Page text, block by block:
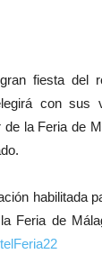
fiesta del
con sus
la Feria de
habilitada
Feria de